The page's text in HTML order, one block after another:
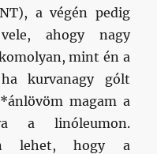
a végén pedig
ahogy nagy
mint én a
kurvanagy gólt
magam a
a linóleumon.
lehet, hogy a